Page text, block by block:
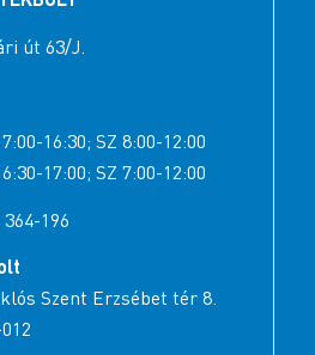
út 63/J.
16:30; SZ 8:00-12:00
17:00; SZ 7:00-12:00
364-196
Szent Erzsébet tér 8.